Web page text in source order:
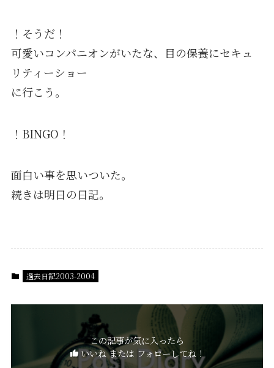
！そうだ！
可愛いコンパニオンがいたな、目の保養にセキュ
リティーショー
に行こう。
！BINGO！
面白い事を思いついた。
続きは明日の日記。
過去日記2003-2004
この記事が気に入ったら
いいね または フォローしてね！